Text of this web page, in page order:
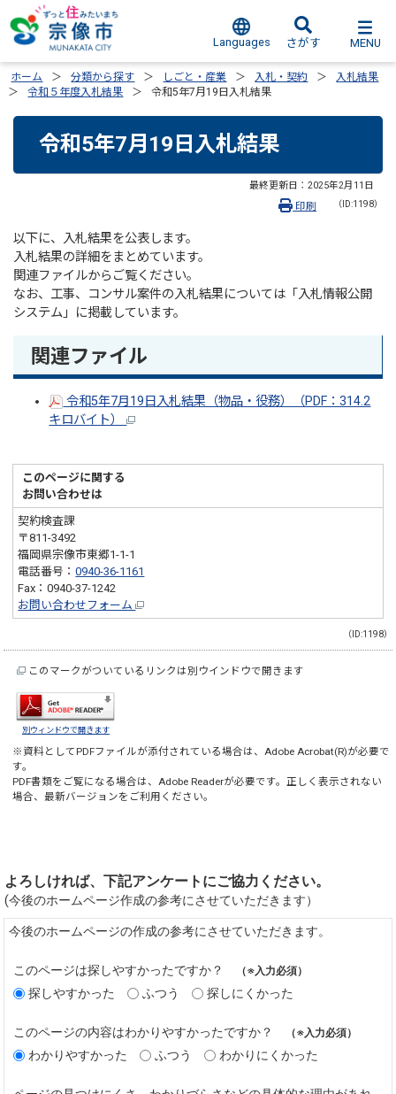
Languages さがす MENU
ホーム 分類から探す しごと・産業 入札・契約
入札結果
令和５年度入札結果
令和5年7月19日入札結果
令和5年7月19日入札結果
最終更新日： 2025年2月11日
（ID:1198）
印刷
以下に、入札結果を公表します。
入札結果の詳細をまとめています。
関連ファイルからご覧ください。
なお、工事、コンサル案件の入札結果については「入札情報公開
システム」に掲載しています。
関連ファイル
令和5年7月19日入札結果（物品・役務）（PDF：314.2
キロバイト）
このページに関する
お問い合わせは
契約検査課
〒811-3492
福岡県宗像市東郷1-1-1
電話番号：0940-36-1161
Fax：0940-37-1242
お問い合わせフォーム
（ID:1198）
このマークがついているリンクは別ウインドウで開きます
別ウィンドウで開きます
※資料としてPDFファイルが添付されている場合は、Adobe Acrobat(R)が必要で
す。
PDF書類をご覧になる場合は、Adobe Readerが必要です。正しく表示されない
場合、最新バージョンをご利用ください。